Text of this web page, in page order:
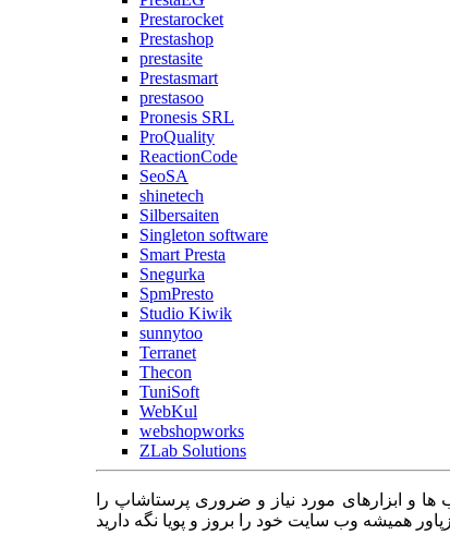
Prestarocket
Prestashop
prestasite
Prestasmart
prestasoo
Pronesis SRL
ProQuality
ReactionCode
SeoSA
shinetech
Silbersaiten
Singleton software
Smart Presta
Snegurka
SpmPresto
Studio Kiwik
sunnytoo
Terranet
Thecon
TuniSoft
WebKul
webshopworks
ZLab Solutions
و ابزارهای مورد نیاز و ضروری پرستاشاپ را